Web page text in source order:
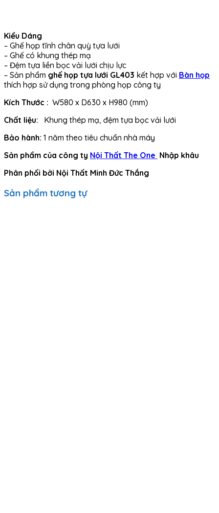
Kiểu Dáng
– Ghế họp tĩnh chân quỳ tựa lưới
– Ghế có khung thép mạ
– Đệm tựa liền bọc vải lưới chịu lực
– Sản phẩm ghế họp tựa lưới GL403 kết hợp với Bàn họp
thích hợp sử dụng trong phòng họp công ty
Kích Thước : W580 x D630 x H980 (mm)
Chất liệu:
Khung thép mạ, đệm tựa bọc vải lưới
Bảo hành: 1 năm theo tiêu chuẩn nhà máy
Sản phẩm của công ty Nội Thất The One Nhập khâu
Phân phối bởi Nội Thất Minh Đức Thắng
Sản phẩm tương tự